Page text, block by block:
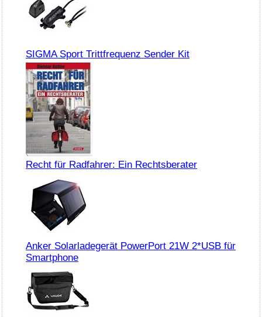
SIGMA Sport Trittfrequenz Sender Kit
Recht für Radfahrer: Ein Rechtsberater
Anker Solarladegerät PowerPort 21W 2*USB für
Smartphone